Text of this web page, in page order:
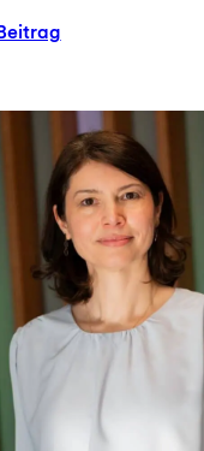
:
Haltung:
Zukunftsmut
im
Angebot